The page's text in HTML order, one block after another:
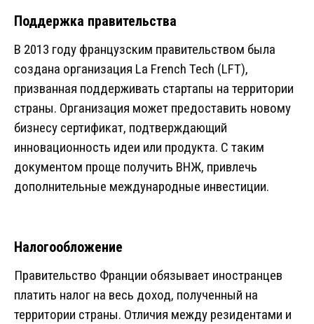
Поддержка правительства
В 2013 году французским правительством была
создана организация La French Tech (LFT),
призванная поддерживать стартапы на территории
страны. Организация может предоставить новому
бизнесу сертификат, подтверждающий
инновационность идеи или продукта. С таким
документом проще получить ВНЖ, привлечь
дополнительные международные инвестиции.
Налогообложение
Правительство Франции обязывает иностранцев
платить налог на весь доход, полученный на
территории страны. Отличия между резидентами и